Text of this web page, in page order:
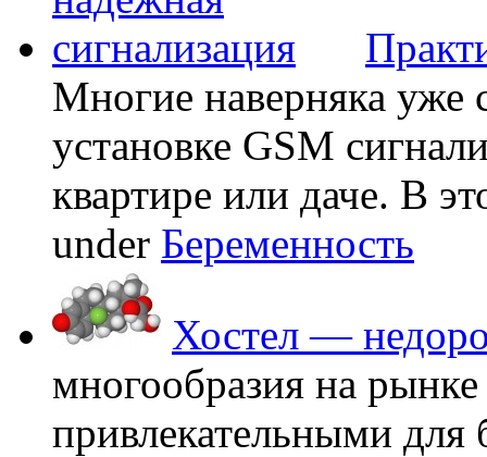
Многие наверняка уже
установке GSM
квартире или даче. В
under Беременность
Хостел —
многообразия на
привлекательными